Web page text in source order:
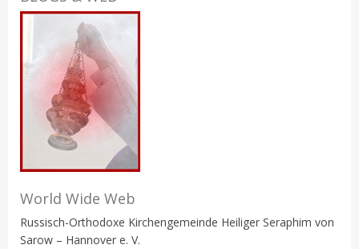
World Wide Web
Russisch-Orthodoxe Kirchengemeinde Heiliger Seraphim von
Sarow – Hannover e. V.